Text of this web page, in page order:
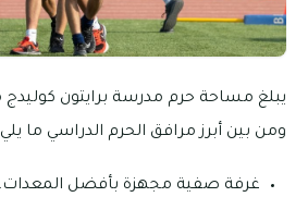
ومن بين أبرز مرافق الحرم الدراسي ما يلي:
غرفة صفية مجهزة بأفضل المعدات.